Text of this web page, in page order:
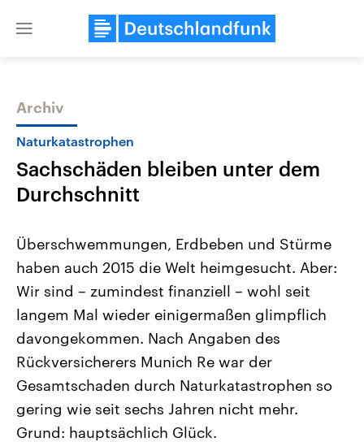
Close
Themen
USA
Aktuelle Beiträge, Analysen und
Hintergründe
Wirtschaftlich und militärisch
gehören die Vereinigten Staaten zu
den mächtigsten Ländern der Erde,
mit großem Einfluss auf das
Nahostkonflikt
Aktuelle Lage und
Der Überfall der
Terrororganisation Hamas
Oktober 2023 auf Israel
Region wieder die Gewalt
Israel möchte die Hamas
Libanon vom Iran
Sendungen Programm Podcasts
Archiv
Naturkatastrophen
Sachschäden bleiben unter dem
Durchschnitt
Überschwemmungen, Erdbeben und Stürme
haben auch 2015 die Welt heimgesucht. Aber:
Wir sind – zumindest finanziell – wohl seit
langem Mal wieder einigermaßen glimpflich
davongekommen. Nach Angaben des
Rückversicherers Munich Re war der
Gesamtschaden durch Naturkatastrophen so
gering wie seit sechs Jahren nicht mehr.
Grund: hauptsächlich Glück.